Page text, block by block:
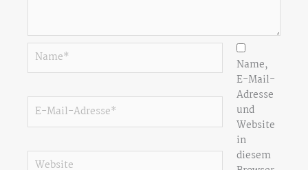
Name*
E-
Mail-
Website
Name,
E-Mail-
Adresse
und
Website
in
diesem